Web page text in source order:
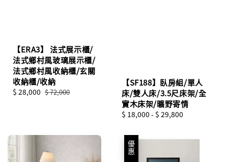
【ERA3】 法式展示櫃/
法式鄉村風玻璃展示櫃/
法式鄉村風收納櫃/玄關
收納櫃/收納
Sale
$ 28,000 Regular
$ 72,000
【SF188】臥房組/單人
床/雙人床/3.5尺床架/全
實木床架/曠野寄情
Regular
$ 18,000 - $ 29,800
優惠